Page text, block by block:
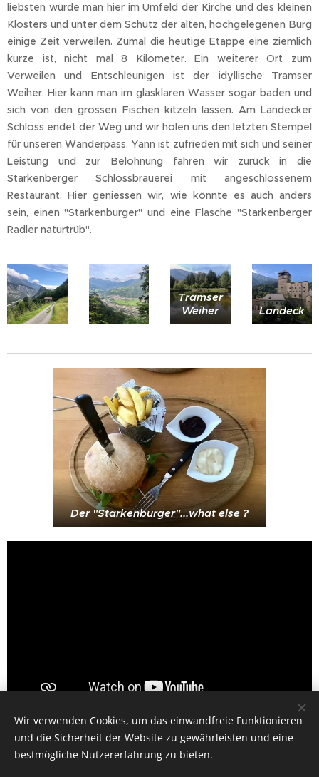
liebsten würde man hier im Umfeld der Kirche und des kleinen
Klosters und unter dem Schutz der alten, hochgelegenen Burg
einige Zeit verweilen. Zumal die heutige Etappe eine ziemlich
kurze ist, nicht mal 8 Kilometer. Ein weiterer Ort zum
Verweilen und Entschleunigen ist der idyllische Tramser
Weiher. Hier kann man im glasklaren Wasser sogar baden und
sich von den grossen Fischen kitzeln lassen. Am Landecker
Schloss endet der Weg und wir holen uns den letzten Stempel
für unseren Wanderpass. Yann ist zufrieden mit sich und seiner
Leistung und zur Belohnung fahren wir zurück in die
Starkenberger Schlossbrauerei mit angeschlossenem
Restaurant. Hier geniessen wir, wie könnte es auch anders
sein, einen "Starkenburger" und eine Flasche "Starkenberger
Radler naturtrüb".
Tramser
Weiher
Landeck
Der "Starkenburger"...what else ?
Unterstützt vonWebnode Cookies
Wir verwenden Cookies, um das einwandfreie Funktionieren
und die Sicherheit der Website zu gewährleisten und eine
bestmögliche Nutzererfahrung zu bieten.